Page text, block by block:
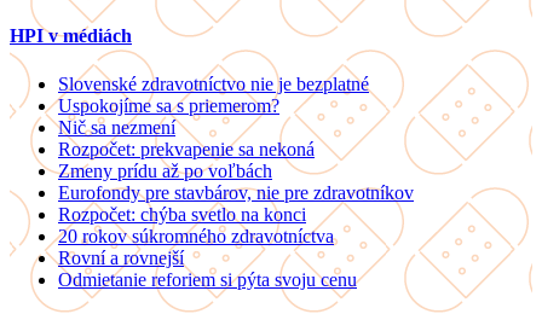
HPI v médiách
Slovenské zdravotníctvo nie je bezplatné
Uspokojíme sa s priemerom?
Nič sa nezmení
Rozpočet: prekvapenie sa nekoná
Zmeny prídu až po voľbách
Eurofondy pre stavbárov, nie pre zdravotníkov
Rozpočet: chýba svetlo na konci
20 rokov súkromného zdravotníctva
Rovní a rovnejší
Odmietanie reforiem si pýta svoju cenu